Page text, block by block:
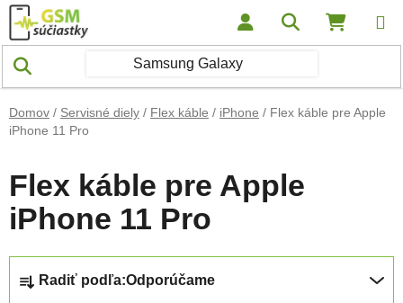
Prejsť na obsah Hľadať
Domov / Servisné diely / Flex káble / iPhone / Flex káble pre Apple
iPhone 11 Pro
Flex káble pre Apple
iPhone 11 Pro
Radiť podľa:Odporúčame